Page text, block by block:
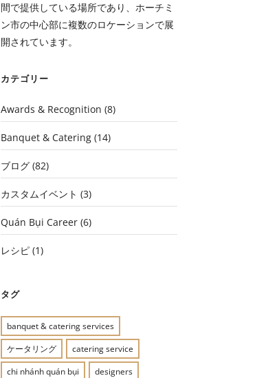
間で提供している場所であり、ホーチミ
ン市の中心部に複数のロケーションで展
開されています。
カテゴリー
Awards & Recognition (8)
Banquet & Catering (14)
ブログ (82)
カスタムイベント (3)
Quán Bụi Career (6)
レシピ (1)
タグ
banquet & catering services
ケータリング
catering service
chi nhánh quán bụi
designers